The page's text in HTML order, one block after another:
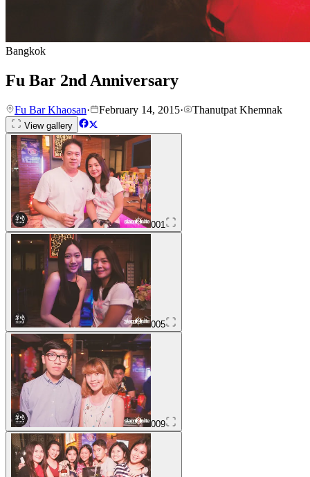
Bangkok
Fu Bar 2nd Anniversary
Fu Bar Khaosan· February 14, 2015· Thanutpat Khemnak
View gallery
001
005
009